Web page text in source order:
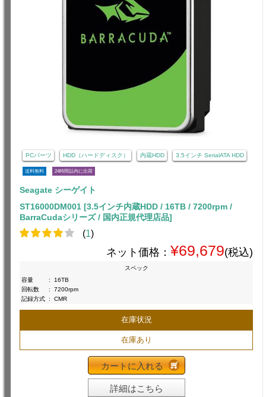
PCパーツ HDD（ハードディスク） 内蔵HDD 3.5インチ SerialATA HDD
送料無料 24時間以内に出荷
Seagate シーゲイト
ST16000DM001 [3.5インチ内蔵HDD / 16TB / 7200rpm /
BarraCudaシリーズ / 国内正規代理店品]
(1)
ネット価格： ¥69,679(税込)
スペック
容量
:
16TB
回転数
:
7200rpm
記録方式 : CMR
在庫状況
在庫あり
カートに入れる
詳細はこちら